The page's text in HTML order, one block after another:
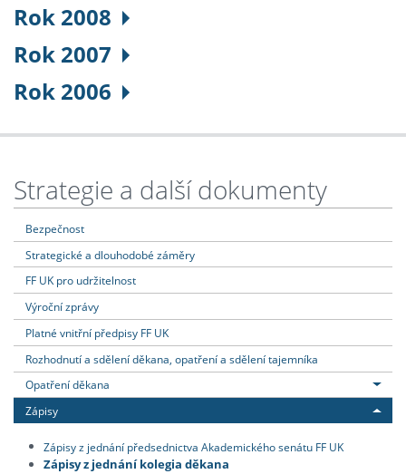
Rok 2008
Rok 2007
Rok 2006
Strategie a další dokumenty
Bezpečnost
Strategické a dlouhodobé záměry
FF UK pro udržitelnost
Výroční zprávy
Platné vnitřní předpisy FF UK
Rozhodnutí a sdělení děkana, opatření a sdělení tajemníka
Opatření děkana
Zápisy
Zápisy z jednání předsednictva Akademického senátu FF UK
Zápisy z jednání kolegia děkana